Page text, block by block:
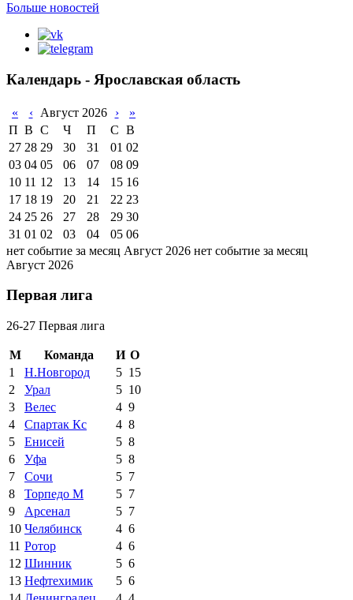
Больше новостей
Календарь - Ярославская область
« ‹ Август 2026 ›
»
П В С Ч П С В
27 28 29 30 31 01 02
03 04 05 06 07 08 09
10 11 12 13 14 15 16
17 18 19 20 21 22 23
24 25 26 27 28 29 30
31 01 02 03 04 05 06
нет событие за месяц Август 2026 нет событие за месяц
Август 2026
Первая лига
26-27 Первая лига
М Команда И О
1
Н.Новгород 5 15
2
Урал 5 10
3
Велес 4 9
4
Спартак Кс 4 8
5
Енисей 5 8
6
Уфа 5 8
7
Сочи 5 7
8
Торпедо М 5 7
9
Арсенал 5 7
10 Челябинск 4 6
11 Ротор 4 6
12 Шинник 5 6
13 Нефтехимик 5 6